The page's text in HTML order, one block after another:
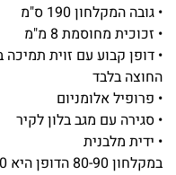
• גובה המקלחון 190 ס"מ
• זכוכית מחוסמת 8 מ"מ
• דופן קבוע עם זוית
החוצה בלבד
• פרופיל אלומניום
• סגירה עם מגב בלון לקיר
• ידית מלבנית
במקלחון 80-90 הדופן היא 20 ס"מ